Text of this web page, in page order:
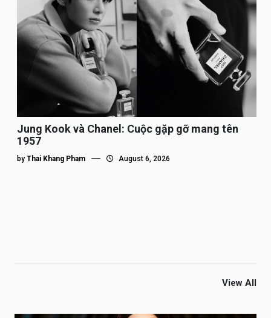
Jung Kook và Chanel: Cuộc gặp gỡ mang tên
1957
by Thai Khang Pham August 6, 2026
View All